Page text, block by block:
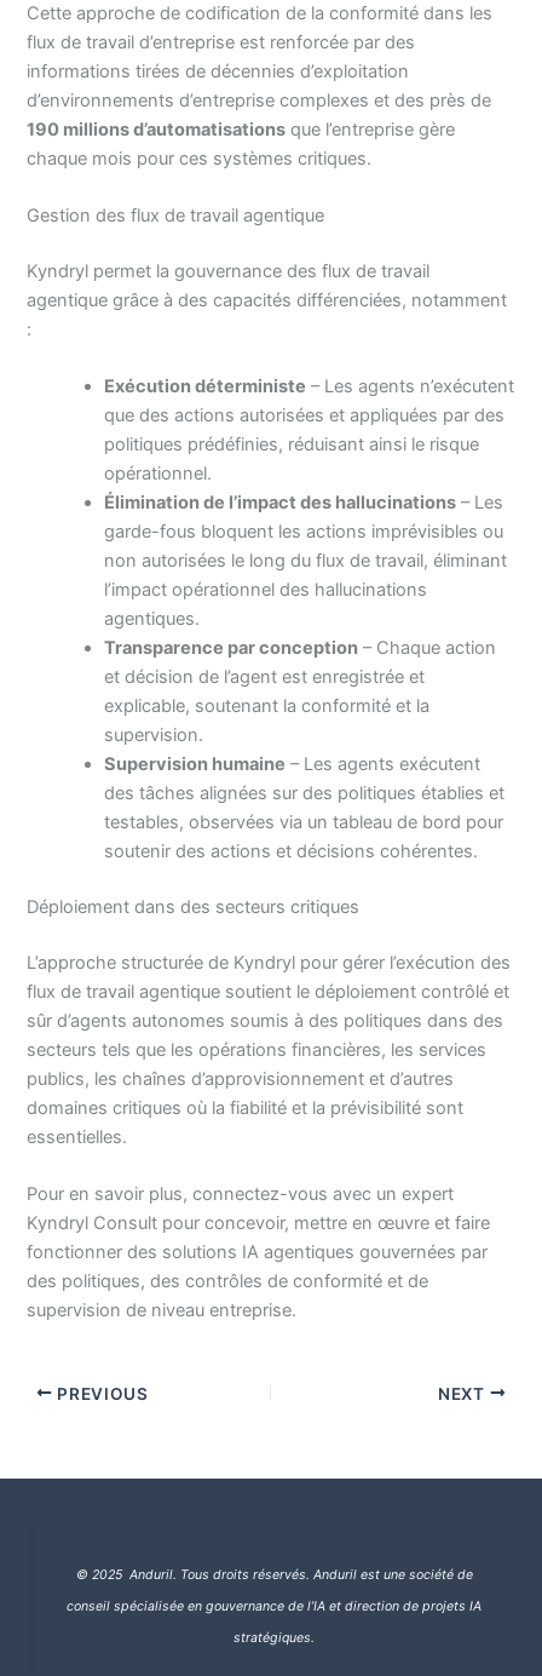
Cette approche de codification de la conformité dans les
flux de travail d’entreprise est renforcée par des
informations tirées de décennies d’exploitation
d’environnements d’entreprise complexes et des près de
190 millions d’automatisations que l’entreprise gère
chaque mois pour ces systèmes critiques.
Gestion des flux de travail agentique
Kyndryl permet la gouvernance des flux de travail
agentique grâce à des capacités différenciées, notamment
:
Exécution déterministe – Les agents n’exécutent
que des actions autorisées et appliquées par des
politiques prédéfinies, réduisant ainsi le risque
opérationnel.
Élimination de l’impact des hallucinations – Les
garde-fous bloquent les actions imprévisibles ou
non autorisées le long du flux de travail, éliminant
l’impact opérationnel des hallucinations
agentiques.
Transparence par conception – Chaque action
et décision de l’agent est enregistrée et
explicable, soutenant la conformité et la
supervision.
Supervision humaine – Les agents exécutent
des tâches alignées sur des politiques établies et
testables, observées via un tableau de bord pour
soutenir des actions et décisions cohérentes.
Déploiement dans des secteurs critiques
L’approche structurée de Kyndryl pour gérer l’exécution des
flux de travail agentique soutient le déploiement contrôlé et
sûr d’agents autonomes soumis à des politiques dans des
secteurs tels que les opérations financières, les services
publics, les chaînes d’approvisionnement et d’autres
domaines critiques où la fiabilité et la prévisibilité sont
essentielles.
Pour en savoir plus, connectez-vous avec un expert
Kyndryl Consult pour concevoir, mettre en œuvre et faire
fonctionner des solutions IA agentiques gouvernées par
des politiques, des contrôles de conformité et de
supervision de niveau entreprise.
PREVIOUS NEXT
© 2025 Anduril. Tous droits réservés. Anduril est une société de
conseil spécialisée en gouvernance de l’IA et direction de projets IA
stratégiques.